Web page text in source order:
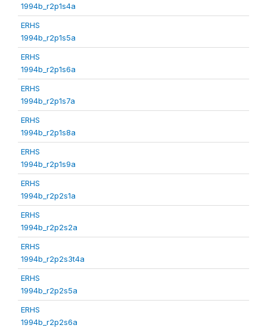
1994b_r2p1s4a
ERHS
1994b_r2p1s5a
ERHS
1994b_r2p1s6a
ERHS
1994b_r2p1s7a
ERHS
1994b_r2p1s8a
ERHS
1994b_r2p1s9a
ERHS
1994b_r2p2s1a
ERHS
1994b_r2p2s2a
ERHS
1994b_r2p2s3t4a
ERHS
1994b_r2p2s5a
ERHS
1994b_r2p2s6a